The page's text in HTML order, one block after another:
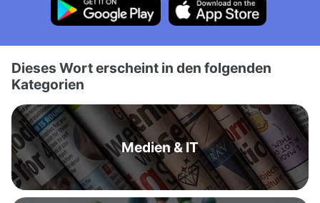
Dieses Wort erscheint in den folgenden
Kategorien
Medien & IT